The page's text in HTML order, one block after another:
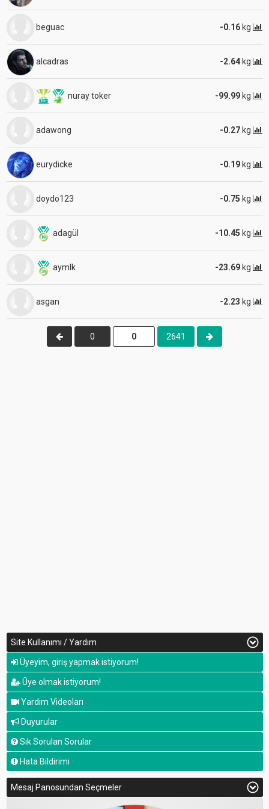
beguac -0.16 kg
alcadras -2.64 kg
nuray toker -99.99 kg
adawong -0.27 kg
eurydicke -0.19 kg
doydo123 -0.75 kg
adagül -10.45 kg
aymlk -23.69 kg
asgan -2.23 kg
0 2641
Site Kullanımı / Yardım
Üyeyim, giriş yapmak istiyorum!
Üye olmak istiyorum!
Yardım Videoları
Duyurular
Sık Sorulan Sorular
Hata Bildirimi
Mesaj Panosundan Seçmeler